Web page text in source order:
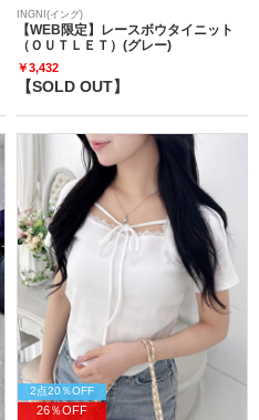
INGNI(イング)
【WEB限定】レースボウタイニット
（ＯＵＴＬＥＴ）(グレー)
￥3,432
【SOLD OUT】
2点20％OFF
26％OFF